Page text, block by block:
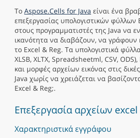
Το Aspose.Cells for Java είναι ένα
επεξεργασίας υπολογιστικών φύλλων
στους προγραμματιστές της Java να
ικανότητα να διαβάζουν, να γράφουν
το Excel & Reg. Τα υπολογιστικά φύλλα
XLSB, XLTX, Spreadsheetml, CSV,
και μορφές αρχείων εικόνας στις
Java χωρίς να χρειάζεται να
Excel & Reg;.
Επεξεργασία αρχείων excel
Χαρακτηριστικά εγγράφου